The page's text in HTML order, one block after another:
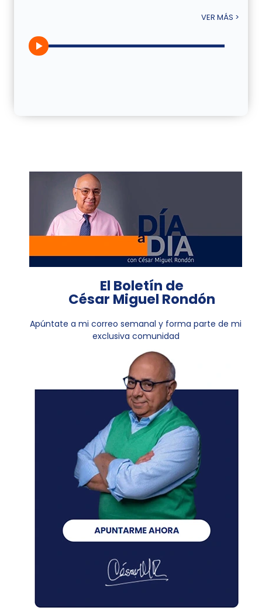
VER MÁS >
El Boletín de
César Miguel Rondón
Apúntate a mi correo semanal y forma parte de mi
exclusiva comunidad